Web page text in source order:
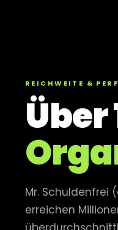
REICHWEITE &
Mr. Schuldenfrei
erreichen